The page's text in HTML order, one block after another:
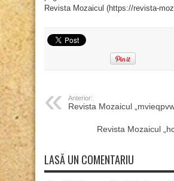
Revista Mozaicul (https://revista-
Anterior:
Revista Mozaicul
Revista Mozaicul
LASĂ UN COMENTARIU